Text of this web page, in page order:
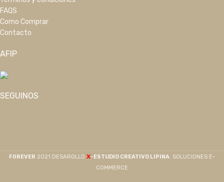
FAQS
Como Comprar
Contacto
AFIP
SEGUINOS
F0REVER 2021 DESAROLLO X-ESTUDIO CREATIVO LIPINA. SOLUCIONES E-
COMMERCE